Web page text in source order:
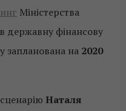
Міністерства
державну фінансову
запланована на 2020
Наталя